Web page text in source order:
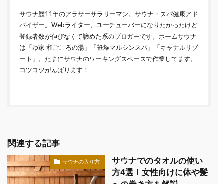
サウナ歴11年のアラサーサラリーマン。サウナ・スパ健康アド
バイザー。Webライター。ユーチューバーになりたかったけど
登録者数が伸びなくて諦めた系のブロガーです。ホームサウナ
は「ゆ家 和ごころの湯」「笹塚マルシンスパ」「キャナルリゾ
ート」。たまにサウナのワーキングスペースで作業してます。
コツコツがんばります！
関連する記事
サウナの入り方
サウナでのタオルの使い
方4選！女性向けに体や髪